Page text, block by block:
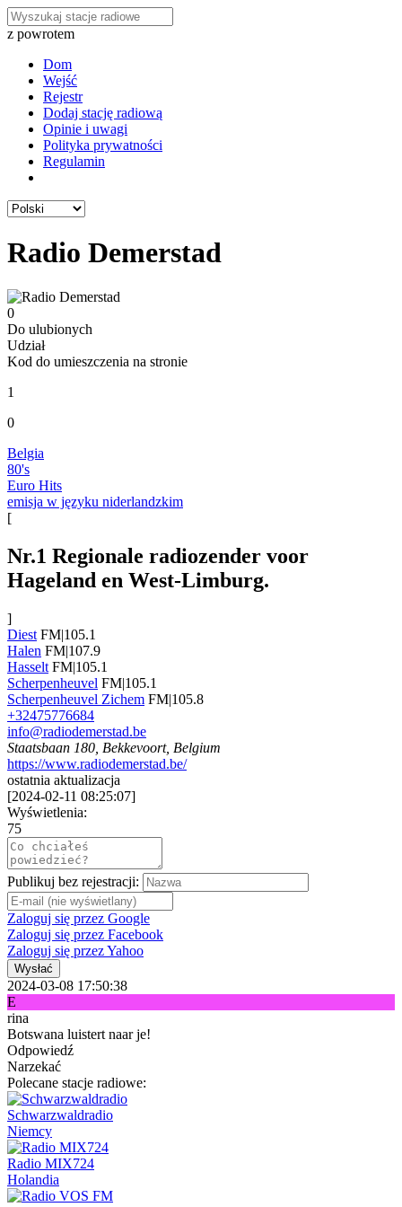
z powrotem
Dom
Wejść
Rejestr
Dodaj stację radiową
Opinie i uwagi
Polityka prywatności
Regulamin
Radio Demerstad
0
Do ulubionych
Udział
Kod do umieszczenia na stronie
1
0
Belgia
80's
Euro Hits
emisja w języku niderlandzkim
[
Nr.1 Regionale radiozender voor
Hageland en West-Limburg.
]
Diest FM|105.1
Halen FM|107.9
Hasselt FM|105.1
Scherpenheuvel FM|105.1
Scherpenheuvel Zichem FM|105.8
+32475776684
info@radiodemerstad.be
Staatsbaan 180, Bekkevoort, Belgium
https://www.radiodemerstad.be/
ostatnia aktualizacja
[2024-02-11 08:25:07]
Wyświetlenia:
75
Publikuj bez rejestracji:
Zaloguj się przez Google
Zaloguj się przez Facebook
Zaloguj się przez Yahoo
Wysłać
2024-03-08 17:50:38
E
rina
Botswana luistert naar je!
Odpowiedź
Narzekać
Polecane stacje radiowe:
Schwarzwaldradio
Niemcy
Radio MIX724
Holandia